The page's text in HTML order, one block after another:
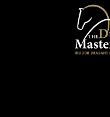
Terug naar hoofdinhoud